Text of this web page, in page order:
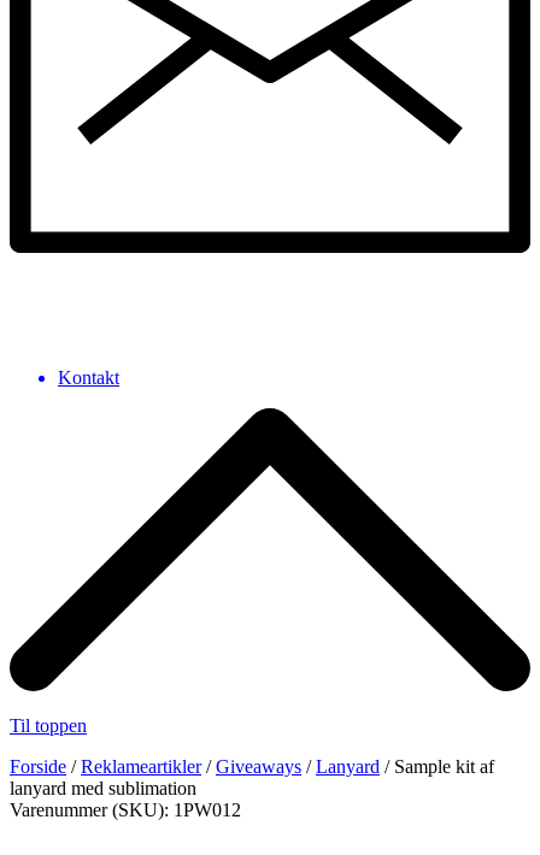
Kontakt
Til toppen
Forside /Reklameartikler/Giveaways /Lanyard / Sample kit af
lanyard med sublimation
Varenummer (SKU): 1PW012